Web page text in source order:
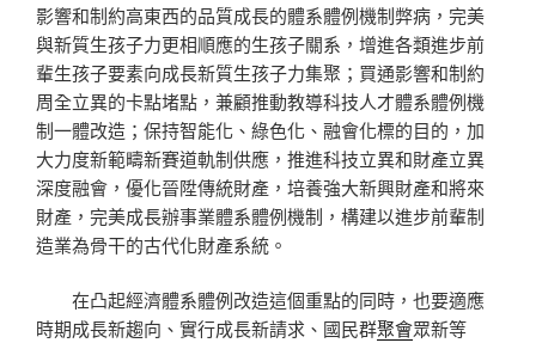
影響和制約高東西的品質成長的體系體例機制弊病，完美
與新質生孩子力更相順應的生孩子關系，增進各類進步前
輩生孩子要素向成長新質生孩子力集聚；買通影響和制約
周全立異的卡點堵點，兼顧推動教導科技人才體系體例機
制一體改造；保持智能化、綠色化、融會化標的目的，加
大力度新範疇新賽道軌制供應，推進科技立異和財產立異
深度融會，優化晉陞傳統財產，培養強大新興財產和將來
財產，完美成長辦事業體系體例機制，構建以進步前輩制
造業為骨干的古代化財產系統。
在凸起經濟體系體例改造這個重點的同時，也要適應
時期成長新趨向、實行成長新請求、國民群聚會眾新等